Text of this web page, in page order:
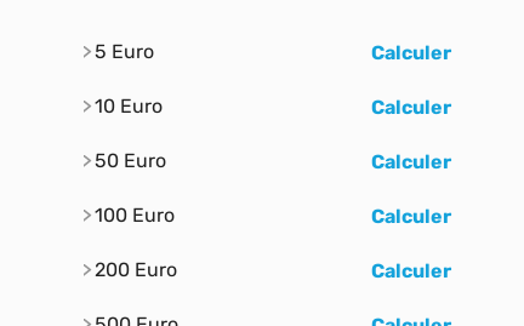
5 Euro Calculer
10 Euro Calculer
50 Euro Calculer
100 Euro Calculer
200 Euro Calculer